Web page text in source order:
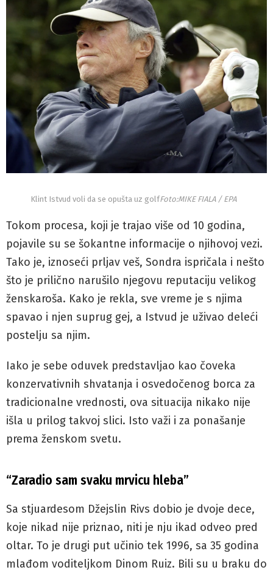
Klint Istvud voli da se opušta uz golfFoto:MIKE FIALA / EPA
Tokom procesa, koji je trajao više od 10 godina,
pojavile su se šokantne informacije o njihovoj vezi.
Tako je, iznoseći prljav veš, Sondra ispričala i nešto
što je prilično narušilo njegovu reputaciju velikog
ženskaroša. Kako je rekla, sve vreme je s njima
spavao i njen suprug gej, a Istvud je uživao deleći
postelju sa njim.
Iako je sebe oduvek predstavljao kao čoveka
konzervativnih shvatanja i osvedočenog borca za
tradicionalne vrednosti, ova situacija nikako nije
išla u prilog takvoj slici. Isto važi i za ponašanje
prema ženskom svetu.
“Zaradio sam svaku mrvicu hleba”
Sa stjuardesom Džejslin Rivs dobio je dvoje dece,
koje nikad nije priznao, niti je nju ikad odveo pred
oltar. To je drugi put učinio tek 1996, sa 35 godina
mlađom voditeljkom Dinom Ruiz. Bili su u braku do